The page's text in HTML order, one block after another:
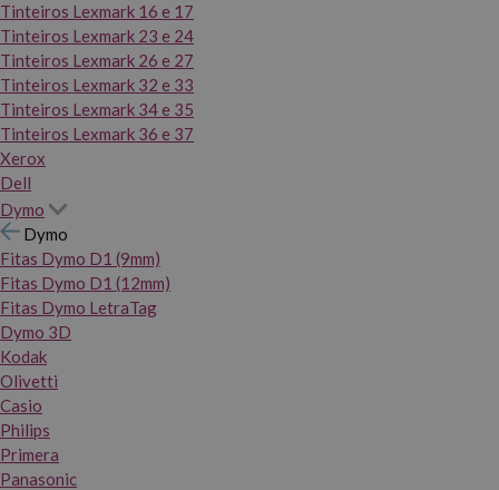
Tinteiros Lexmark 16 e 17
Tinteiros Lexmark 23 e 24
Tinteiros Lexmark 26 e 27
Tinteiros Lexmark 32 e 33
Tinteiros Lexmark 34 e 35
Tinteiros Lexmark 36 e 37
Xerox
Dell
Dymo
Dymo
Fitas Dymo D1 (9mm)
Fitas Dymo D1 (12mm)
Fitas Dymo LetraTag
Dymo 3D
Kodak
Olivetti
Casio
Philips
Primera
Panasonic